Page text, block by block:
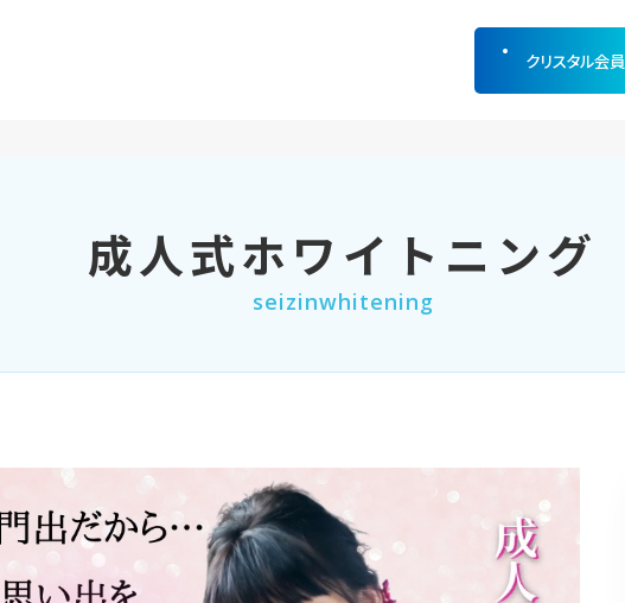
クリスタル会員
成人式ホワイトニング
seizinwhitening